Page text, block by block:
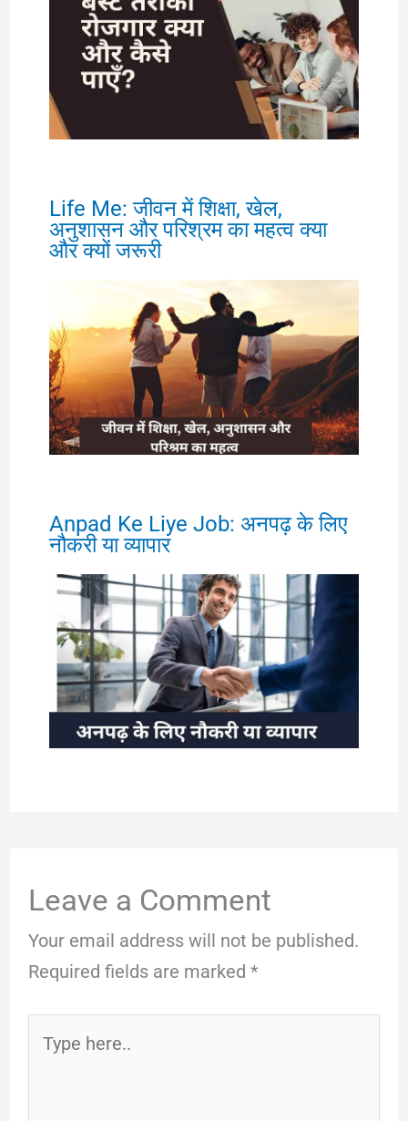
Life Me: जीवन में शिक्षा, खेल,
अनुशासन और परिश्रम का महत्व क्या
और क्यों जरूरी
Anpad Ke Liye Job: अनपढ़ के लिए
नौकरी या व्यापार
Leave a Comment
Your email address will not be published.
Required fields are marked *
here..